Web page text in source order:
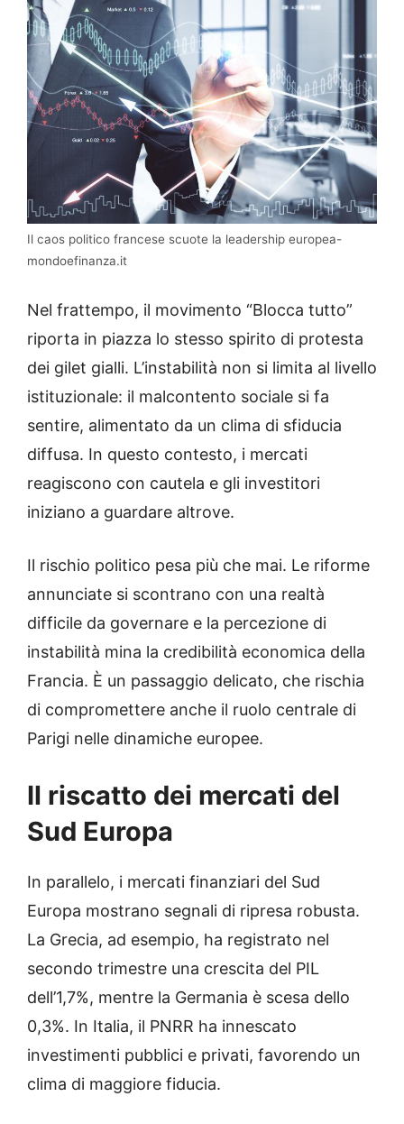
Il caos politico francese scuote la leadership europea-
mondoefinanza.it
Nel frattempo, il movimento “Blocca tutto”
riporta in piazza lo stesso spirito di protesta
dei gilet gialli. L’instabilità non si limita al livello
istituzionale: il malcontento sociale si fa
sentire, alimentato da un clima di sfiducia
diffusa. In questo contesto, i mercati
reagiscono con cautela e gli investitori
iniziano a guardare altrove.
Il rischio politico pesa più che mai. Le riforme
annunciate si scontrano con una realtà
difficile da governare e la percezione di
instabilità mina la credibilità economica della
Francia. È un passaggio delicato, che rischia
di compromettere anche il ruolo centrale di
Parigi nelle dinamiche europee.
Il riscatto dei mercati del
Sud Europa
In parallelo, i mercati finanziari del Sud
Europa mostrano segnali di ripresa robusta.
La Grecia, ad esempio, ha registrato nel
secondo trimestre una crescita del PIL
dell’1,7%, mentre la Germania è scesa dello
0,3%. In Italia, il PNRR ha innescato
investimenti pubblici e privati, favorendo un
clima di maggiore fiducia.